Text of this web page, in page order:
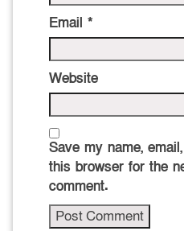
Email *
Website
Save my name,
this browser for the
comment.